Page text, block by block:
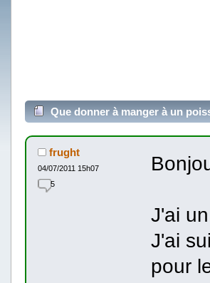
Que donner à manger à un
frught
04/07/2011 15h07
5
J'ai
J'ai
pour